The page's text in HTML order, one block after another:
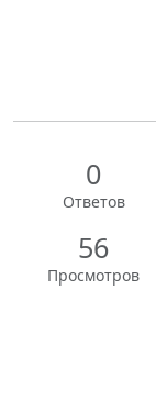
0
Ответов
56
Просмотров